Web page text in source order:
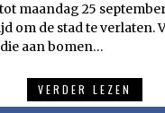
maandag 25
om de stad te verlaten.
aan bomen…
VERDER LEZEN